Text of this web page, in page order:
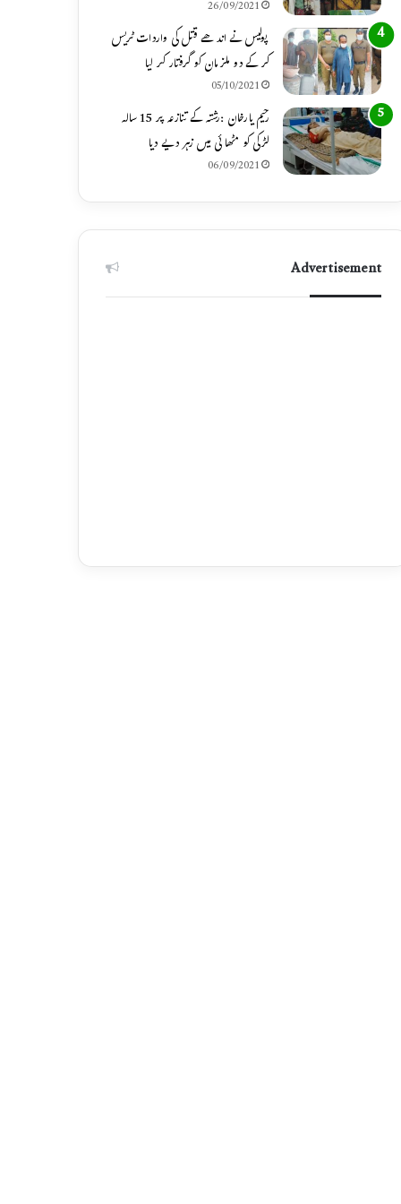
26/09/2021
پولیس نے اندھے قتل کی واردات ٹریس
کر کے دو ملزمان کو گرفتار کر لیا
05/10/2021
رحیم یارخان :رشتہ کے تنازعہ پر 15 سالہ
لڑکی کو مٹھائی میں زہر دیے دیا
06/09/2021
Advertisement